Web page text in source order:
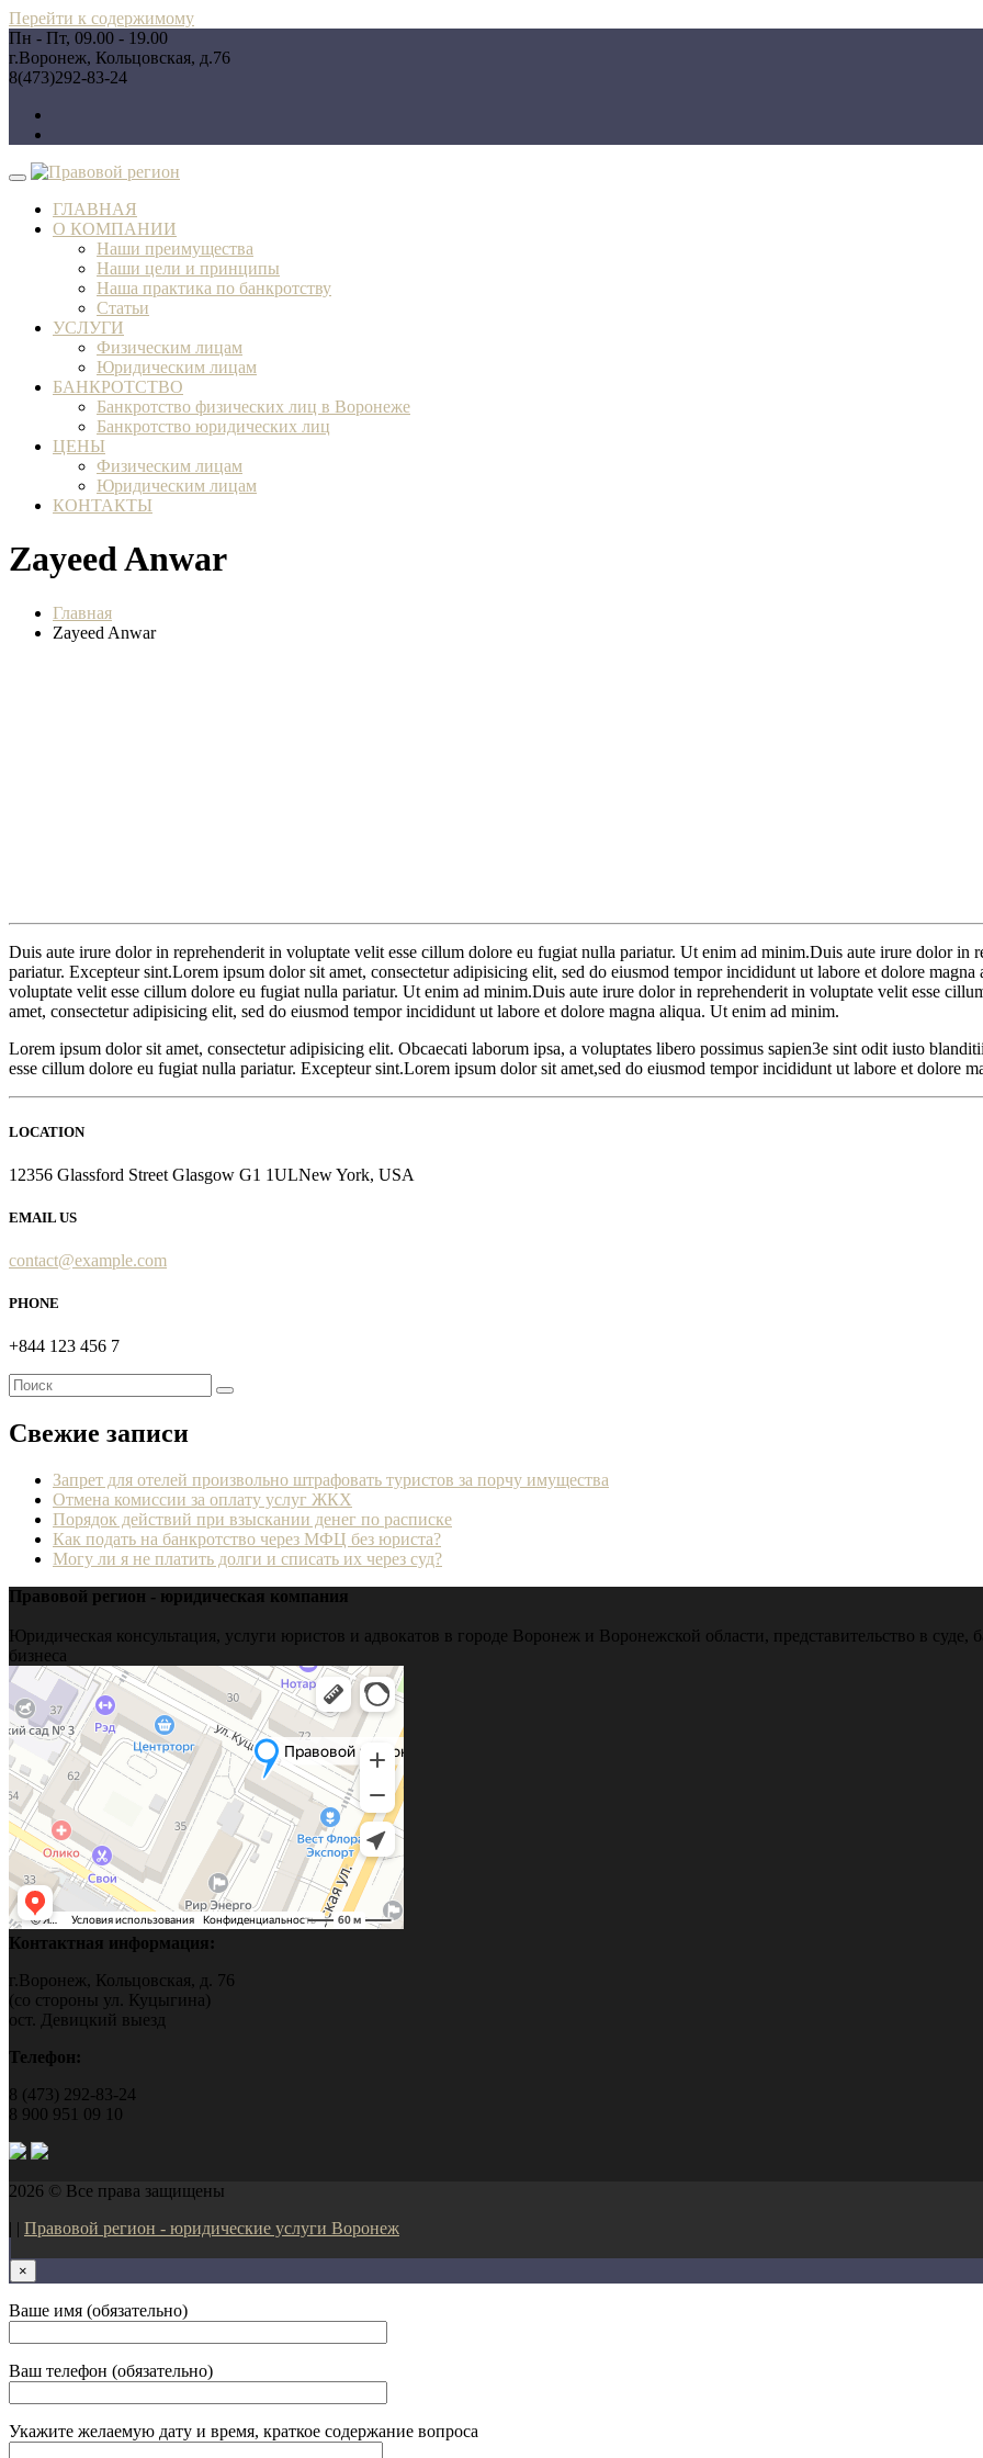
Перейти к содержимому
Пн - Пт, 09.00 - 19.00
г.Воронеж, Кольцовская, д.76
8(473)292-83-24
ГЛАВНАЯ
О КОМПАНИИ
Наши преимущества
Наши цели и принципы
Наша практика по банкротству
Статьи
УСЛУГИ
Физическим лицам
Юридическим лицам
БАНКРОТСТВО
Банкротство физических лиц в Воронеже
Банкротство юридических лиц
ЦЕНЫ
Физическим лицам
Юридическим лицам
КОНТАКТЫ
Zayeed Anwar
Главная
Zayeed Anwar
Duis aute irure dolor in reprehenderit in voluptate velit esse cillum dolore eu fugiat nulla pariatur. Ut enim ad minim.Duis aute irure dolor in
pariatur. Excepteur sint.Lorem ipsum dolor sit amet, consectetur adipisicing elit, sed do eiusmod tempor incididunt ut labore et dolore
voluptate velit esse cillum dolore eu fugiat nulla pariatur. Ut enim ad minim.Duis aute irure dolor in reprehenderit in voluptate velit esse
amet, consectetur adipisicing elit, sed do eiusmod tempor incididunt ut labore et dolore magna aliqua. Ut enim ad minim.
Lorem ipsum dolor sit amet, consectetur adipisicing elit. Obcaecati laborum ipsa, a voluptates libero possimus sapien3e sint odit iusto
esse cillum dolore eu fugiat nulla pariatur. Excepteur sint.Lorem ipsum dolor sit amet,sed do eiusmod tempor incididunt ut labore et dolore
LOCATION
12356 Glassford Street Glasgow G1 1ULNew York, USA
EMAIL US
contact@example.com
PHONE
+844 123 456 7
Свежие записи
Запрет для отелей произвольно штрафовать туристов за порчу имущества
Отмена комиссии за оплату услуг ЖКХ
Порядок действий при взыскании денег по расписке
Как подать на банкротство через МФЦ без юриста?
Могу ли я не платить долги и списать их через суд?
Правовой регион - юридическая компания
Юридическая консультация, услуги юристов и адвокатов в городе Воронеж и Воронежской области, представительство в суде,
бизнеса
Контактная информация:
г.Воронеж, Кольцовская, д. 76
(со стороны ул. Куцыгина)
ост. Девицкий выезд
Телефон:
8 (473) 292-83-24
8 900 951 09 10
2026 © Все права защищены
| | Правовой регион - юридические услуги Воронеж
×
Ваше имя (обязательно)
Ваш телефон (обязательно)
Укажите желаемую дату и время, краткое содержание вопроса